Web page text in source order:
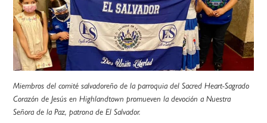
Miembros del comité salvadoreño de la parroquia del Sacred Heart-Sagrado
Corazón de Jesús en Highlandtown promueven la devoción a Nuestra
Señora de la Paz, patrona de El Salvador.